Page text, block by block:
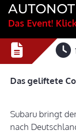
Das Event!
Das geliftete
Subaru bringt
nach